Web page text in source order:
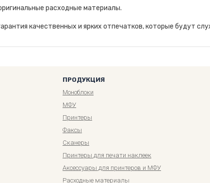
расходные материалы.
качественных и ярких отпечатков, которые будут
ПРОДУКЦИЯ
Моноблоки
МФУ
Принтеры
Факсы
Сканеры
Принтеры для печати наклеек
Аксессуары для принтеров и МФУ
Расходные материалы